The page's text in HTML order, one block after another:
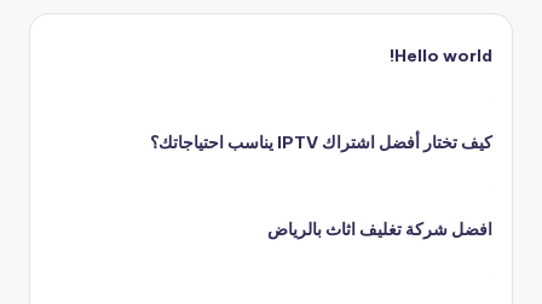
Hello world!
كيف تختار أفضل اشتراك IPTV يناسب احتياجاتك؟
افضل شركة تغليف اثاث بالرياض